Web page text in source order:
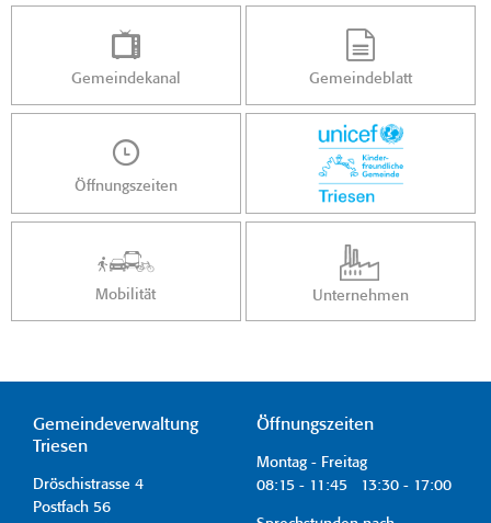
Gemeindekanal Gemeindeblatt
Öffnungszeiten
Mobilität Unternehmen
Gemeindeverwaltung
Triesen
Dröschistrasse 4
Postfach 56
Öffnungszeiten
Montag - Freitag
08:15 - 11:45 13:30 - 17:00